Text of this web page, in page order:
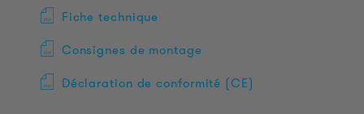
Fiche technique
Consignes de montage
Déclaration de conformité (CE)